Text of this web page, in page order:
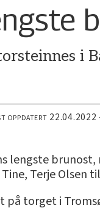
i
OPPDATERT
lengste
Terje Olsen
på torget i